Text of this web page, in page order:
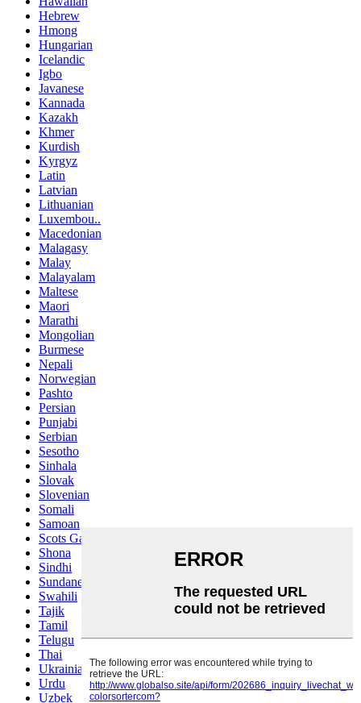
Hebrew
Hmong
Hungarian
Icelandic
Igbo
Javanese
Kannada
Kazakh
Khmer
Kurdish
Kyrgyz
Latin
Latvian
Lithuanian
Luxembou..
Macedonian
Malagasy
Malay
Malayalam
Maltese
Maori
Marathi
Mongolian
Burmese
Nepali
Norwegian
Pashto
Persian
Punjabi
Serbian
Sesotho
Sinhala
Slovak
Slovenian
Somali
Samoan
Scots Gaelic
Shona
Sindhi
Sundanese
Swahili
Tajik
Tamil
Telugu
Thai
Ukrainian
Urdu
Uzbek